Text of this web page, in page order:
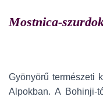
Mostnica-
Gyönyörű természeti
Alpokban. A Bohinji-